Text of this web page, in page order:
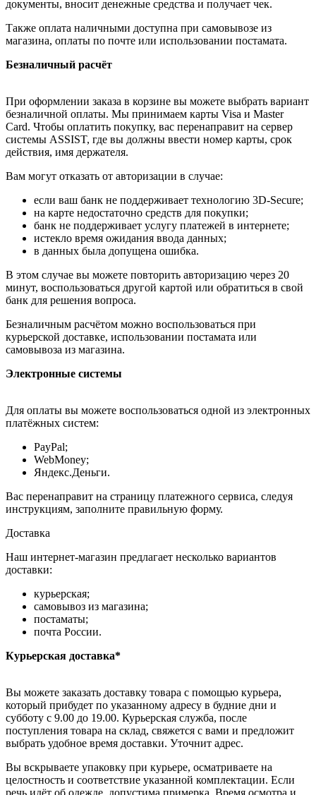
документы, вносит денежные средства и получает чек.
Также оплата наличными доступна при самовывозе из
магазина, оплаты по почте или использовании постамата.
Безналичный расчёт
При оформлении заказа в корзине вы можете выбрать вариант
безналичной оплаты. Мы принимаем карты Visa и Master
Card. Чтобы оплатить покупку, вас перенаправит на сервер
системы ASSIST, где вы должны ввести номер карты, срок
действия, имя держателя.
Вам могут отказать от авторизации в случае:
если ваш банк не поддерживает технологию 3D-Secure;
на карте недостаточно средств для покупки;
банк не поддерживает услугу платежей в интернете;
истекло время ожидания ввода данных;
в данных была допущена ошибка.
В этом случае вы можете повторить авторизацию через 20
минут, воспользоваться другой картой или обратиться в свой
банк для решения вопроса.
Безналичным расчётом можно воспользоваться при
курьерской доставке, использовании постамата или
самовывоза из магазина.
Электронные системы
Для оплаты вы можете воспользоваться одной из электронных
платёжных систем:
PayPal;
WebMoney;
Яндекс.Деньги.
Вас перенаправит на страницу платежного сервиса, следуя
инструкциям, заполните правильную форму.
Доставка
Наш интернет-магазин предлагает несколько вариантов
доставки:
курьерская;
самовывоз из магазина;
постаматы;
почта России.
Курьерская доставка*
Вы можете заказать доставку товара с помощью курьера,
который прибудет по указанному адресу в будние дни и
субботу с 9.00 до 19.00. Курьерская служба, после
поступления товара на склад, свяжется с вами и предложит
выбрать удобное время доставки. Уточнит адрес.
Вы вскрываете упаковку при курьере, осматриваете на
целостность и соответствие указанной комплектации. Если